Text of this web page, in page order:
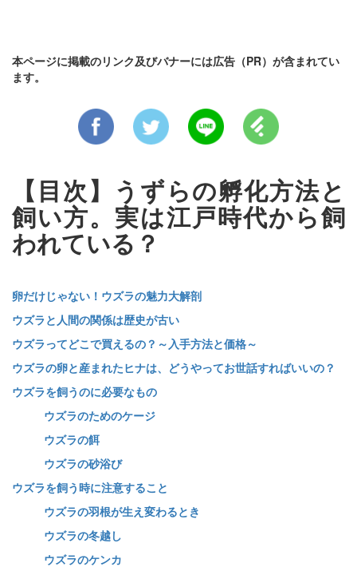
本ページに掲載のリンク及びバナーには広告（PR）が含まれてい
ます。
【目次】うずらの孵化方法と
飼い方。実は江戸時代から飼
われている？
卵だけじゃない！ウズラの魅力大解剖
ウズラと人間の関係は歴史が古い
ウズラってどこで買えるの？～入手方法と価格～
ウズラの卵と産まれたヒナは、どうやってお世話すればいいの？
ウズラを飼うのに必要なもの
ウズラのためのケージ
ウズラの餌
ウズラの砂浴び
ウズラを飼う時に注意すること
ウズラの羽根が生え変わるとき
ウズラの冬越し
ウズラのケンカ